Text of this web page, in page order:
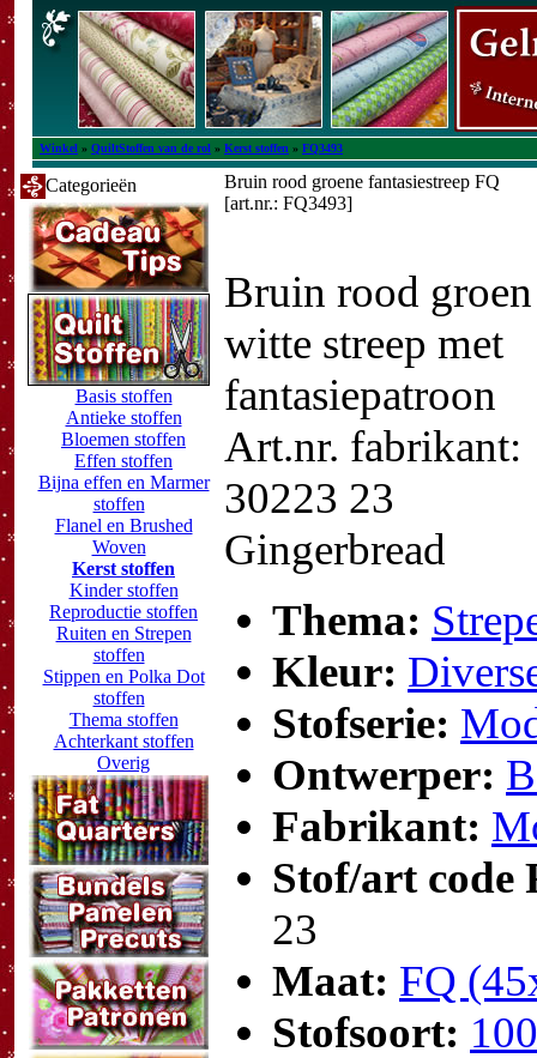
Winkel » QuiltStoffen van de rol » Kerst stoffen » FQ3493
Categorieën
Basis stoffen
Antieke stoffen
Bloemen stoffen
Effen stoffen
Bijna effen en Marmer
stoffen
Flanel en Brushed
Woven
Kerst stoffen
Kinder stoffen
Reproductie stoffen
Ruiten en Strepen
stoffen
Stippen en Polka Dot
stoffen
Thema stoffen
Achterkant stoffen
Overig
Bruin rood groene fantasiestreep FQ
[art.nr.: FQ3493]
Bruin rood groen
witte streep met
fantasiepatroon
Art.nr. fabrikant:
30223 23
Gingerbread
Thema:
Kleur:
Stofserie:
Ontwerper:
Fabrikant:
Stof/art
23
Maat: FQ
Stofsoort: